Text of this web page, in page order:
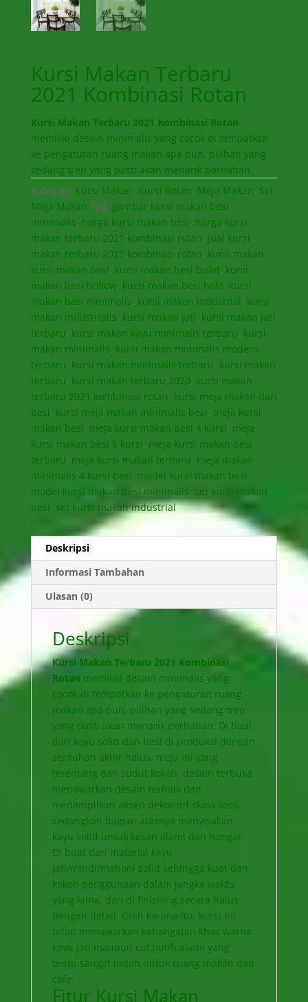
Kursi Makan Terbaru
2021 Kombinasi Rotan
Kursi Makan Terbaru 2021 Kombinasi Rotan
memiliki desain minimalis yang cocok di tempatkan
ke pengaturan ruang makan apa pun, pilihan yang
sedang tren yang pasti akan menarik perhatian
Kategori: Kursi Makan, Kursi Rotan, Meja Makan, Set
Meja Makan Tag: gambar kursi makan besi
minimalis, harga kursi makan besi, harga kursi
makan terbaru 2021 kombinasi rotan, jual kursi
makan terbaru 2021 kombinasi rotan, kursi makan,
kursi makan besi, kursi makan besi bulat, kursi
makan besi hollow, kursi makan besi holo, kursi
makan besi minimalis, kursi makan industrial, kursi
makan industrialis, kursi makan jati, kursi makan jati
terbaru, kursi makan kayu minimalis terbaru, kursi
makan minimalis, kursi makan minimalis modern
terbaru, kursi makan minimalis terbaru, kursi makan
terbaru, kursi makan terbaru 2020, kursi makan
terbaru 2021 kombinasi rotan, kursi meja makan dari
besi, kursi meja makan minimalis besi, meja kursi
makan besi, meja kursi makan besi 4 kursi, meja
kursi makan besi 6 kursi, meja kursi makan besi
terbaru, meja kursi makan terbaru, meja makan
minimalis 4 kursi besi, model kursi makan besi,
model kursi makan besi minimalis, set kursi makan
besi, set kursi makan industrial
Deskripsi
Informasi Tambahan
Ulasan (0)
Deskripsi
Kursi Makan Terbaru 2021 Kombinasi
Rotan memiliki desain minimalis yang
cocok di tempatkan ke pengaturan ruang
makan apa pun, pilihan yang sedang tren
yang pasti akan menarik perhatian. Di buat
dari kayu solid dan besi di produksi dengan
sentuhan akhir halus, meja ini yang
terentang dan sudut kokoh. desain terbuka
menawarkan desain terbaik dan
menampilkan aksen dekoratif skala kecil,
sedangkan bagian atasnya menyisakan
kayu solid untuk kesan alami dan hangat.
Di buat dari material kayu
jati/mindi/mahoni solid sehingga kuat dan
kokoh penggunaan dalam jangka waktu
yang lama, dan di finishing secara halus
dengan detail. Oleh karena itu, kursi ini
tetap menawarkan kehangatan khas warna
kayu jati maupun cat putih alami yang
tentu sangat indah untuk ruang makan dan
cafe.
Fitur Kursi Makan